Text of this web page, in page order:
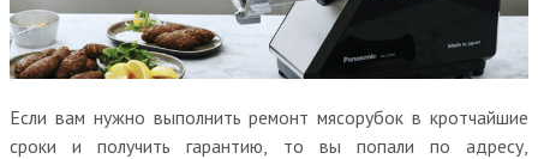
Если вам нужно выполнить ремонт мясорубок в кротчайшие
сроки и получить гарантию, то вы попали по адресу,